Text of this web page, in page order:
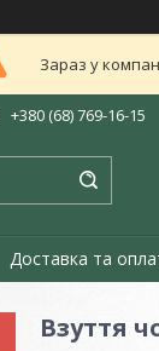
Зараз у
+380 (68) 769-16-15
Доставка та
Взуття